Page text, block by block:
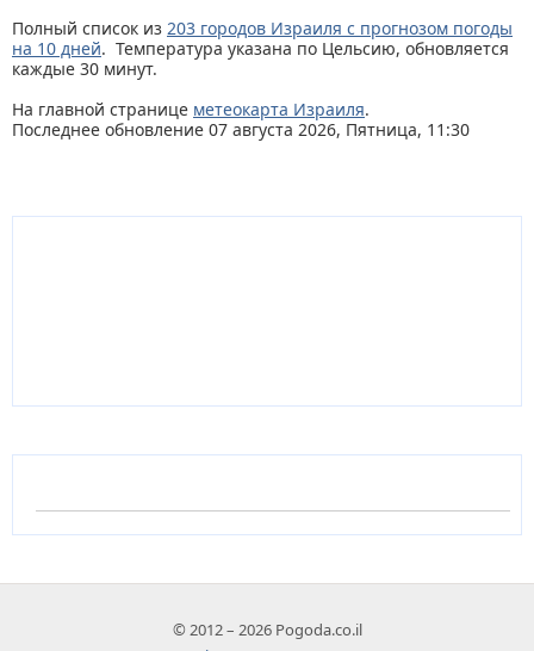
Полный список из 203 городов Израиля с прогнозом погоды
на 10 дней. Температура указана по Цельсию, обновляется
каждые 30 минут.
На главной странице метеокарта Израиля.
Последнее обновление 07 августа 2026, Пятница, 11:30
© 2012 – 2026 Pogoda.co.il